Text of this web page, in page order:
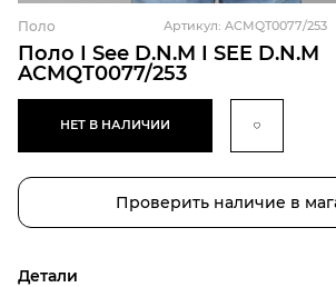
Поло I See D.N.M I SEE D.N.M
ACMQT0077/253
Поло Артикул: ACMQT0077/253
НЕТ В НАЛИЧИИ
Проверить наличие в
Детали